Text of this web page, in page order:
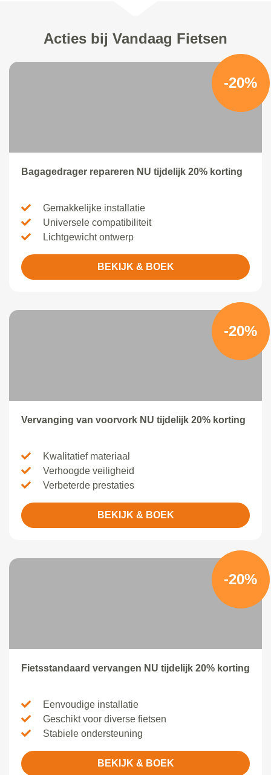
Acties bij Vandaag Fietsen
-20%
Bagagedrager repareren NU tijdelijk 20% korting
Gemakkelijke installatie
Universele compatibiliteit
Lichtgewicht ontwerp
BEKIJK & BOEK
-20%
Vervanging van voorvork NU tijdelijk 20% korting
Kwalitatief materiaal
Verhoogde veiligheid
Verbeterde prestaties
BEKIJK & BOEK
-20%
Fietsstandaard vervangen NU tijdelijk 20% korting
Eenvoudige installatie
Geschikt voor diverse fietsen
Stabiele ondersteuning
BEKIJK & BOEK